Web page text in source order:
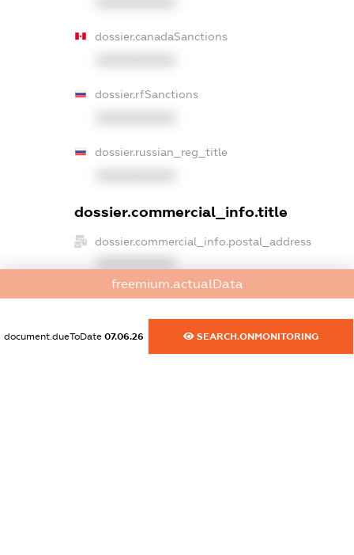
dossier.canadaSanctions
dossier.rfSanctions
dossier.russian_reg_title
dossier.commercial_info.title
dossier.commercial_info.postal_address
dossier.commercial_info.phone
XXXXXXXXXX
dossier.commercial_info.fax
freemium.actualData
document.dueToDate 07.06.26 SEARCH.ONMONITORING